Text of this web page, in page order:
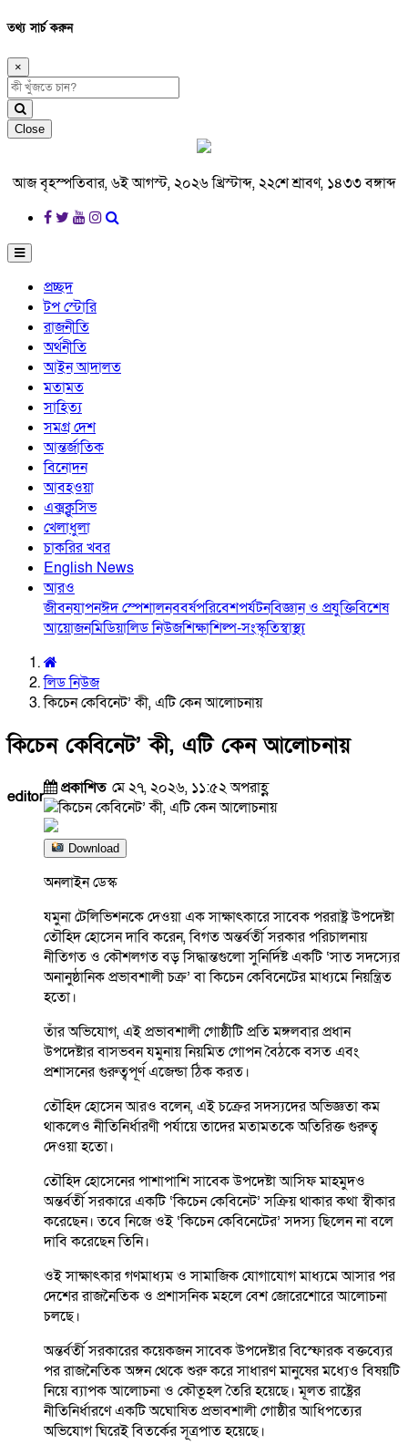
তথ্য সার্চ করুন
×
Close
আজ বৃহস্পতিবার, ৬ই আগস্ট, ২০২৬ খ্রিস্টাব্দ, ২২শে শ্রাবণ, ১৪৩৩ বঙ্গাব্দ
প্রচ্ছদ
টপ স্টোরি
রাজনীতি
অর্থনীতি
আইন আদালত
মতামত
সাহিত্য
সমগ্র দেশ
আন্তর্জাতিক
বিনোদন
আবহওয়া
এক্সক্লুসিভ
খেলাধুলা
চাকরির খবর
English News
আরও
জীবনযাপনঈদ স্পেশালনববর্ষপরিবেশপর্যটনবিজ্ঞান ও প্রযুক্তিবিশেষ
আয়োজনমিডিয়ালিড নিউজশিক্ষাশিল্প-সংস্কৃতিস্বাস্থ্য
লিড নিউজ
কিচেন কেবিনেট’ কী, এটি কেন আলোচনায়
কিচেন কেবিনেট’ কী, এটি কেন আলোচনায়
editor প্রকাশিত মে ২৭, ২০২৬, ১১:৫২ অপরাহ্ণ
Download
অনলাইন ডেস্ক
যমুনা টেলিভিশনকে দেওয়া এক সাক্ষাৎকারে সাবেক পররাষ্ট্র উপদেষ্টা
তৌহিদ হোসেন দাবি করেন, বিগত অন্তর্বর্তী সরকার পরিচালনায়
নীতিগত ও কৌশলগত বড় সিদ্ধান্তগুলো সুনির্দিষ্ট একটি ‘সাত সদস্যের
অনানুষ্ঠানিক প্রভাবশালী চক্র’ বা কিচেন কেবিনেটের মাধ্যমে নিয়ন্ত্রিত
হতো।
তাঁর অভিযোগ, এই প্রভাবশালী গোষ্ঠীটি প্রতি মঙ্গলবার প্রধান
উপদেষ্টার বাসভবন যমুনায় নিয়মিত গোপন বৈঠকে বসত এবং
প্রশাসনের গুরুত্বপূর্ণ এজেন্ডা ঠিক করত।
তৌহিদ হোসেন আরও বলেন, এই চক্রের সদস্যদের অভিজ্ঞতা কম
থাকলেও নীতিনির্ধারণী পর্যায়ে তাদের মতামতকে অতিরিক্ত গুরুত্ব
দেওয়া হতো।
তৌহিদ হোসেনের পাশাপাশি সাবেক উপদেষ্টা আসিফ মাহমুদও
অন্তর্বর্তী সরকারে একটি ‘কিচেন কেবিনেট’ সক্রিয় থাকার কথা স্বীকার
করেছেন। তবে নিজে ওই ‘কিচেন কেবিনেটের’ সদস্য ছিলেন না বলে
দাবি করেছেন তিনি।
ওই সাক্ষাৎকার গণমাধ্যম ও সামাজিক যোগাযোগ মাধ্যমে আসার পর
দেশের রাজনৈতিক ও প্রশাসনিক মহলে বেশ জোরেশোরে আলোচনা
চলছে।
অন্তর্বর্তী সরকারের কয়েকজন সাবেক উপদেষ্টার বিস্ফোরক বক্তব্যের
পর রাজনৈতিক অঙ্গন থেকে শুরু করে সাধারণ মানুষের মধ্যেও বিষয়টি
নিয়ে ব্যাপক আলোচনা ও কৌতূহল তৈরি হয়েছে। মূলত রাষ্ট্রের
নীতিনির্ধারণে একটি অঘোষিত প্রভাবশালী গোষ্ঠীর আধিপত্যের
অভিযোগ ঘিরেই বিতর্কের সূত্রপাত হয়েছে।